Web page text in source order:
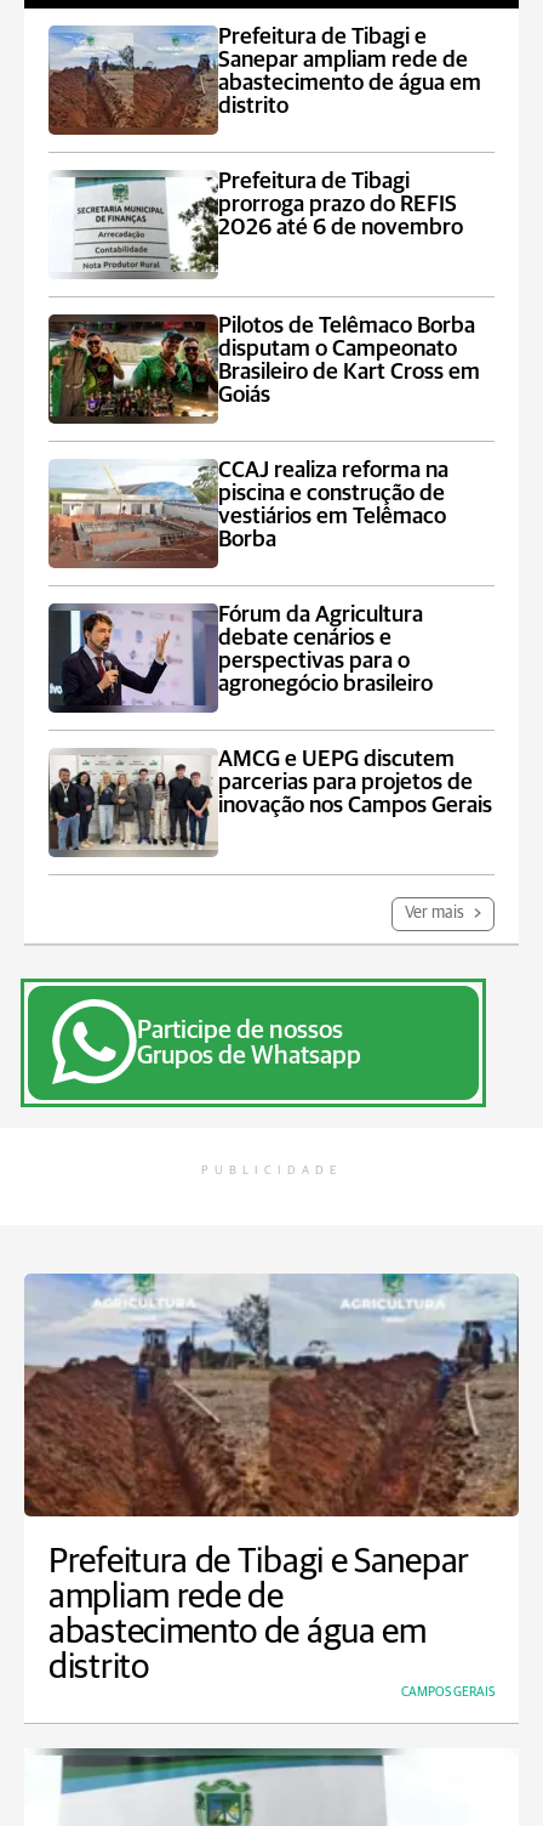
Prefeitura de Tibagi e
Sanepar ampliam rede de
abastecimento de água em
distrito
Prefeitura de Tibagi
prorroga prazo do REFIS
2026 até 6 de novembro
Pilotos de Telêmaco Borba
disputam o Campeonato
Brasileiro de Kart Cross em
Goiás
CCAJ realiza reforma na
piscina e construção de
vestiários em Telêmaco
Borba
Fórum da Agricultura
debate cenários e
perspectivas para o
agronegócio brasileiro
AMCG e UEPG discutem
parcerias para projetos de
inovação nos Campos Gerais
Ver mais
Participe de nossos
Grupos de Whatsapp
PUBLICIDADE
Prefeitura de Tibagi e Sanepar
ampliam rede de
abastecimento de água em
distrito
CAMPOS GERAIS